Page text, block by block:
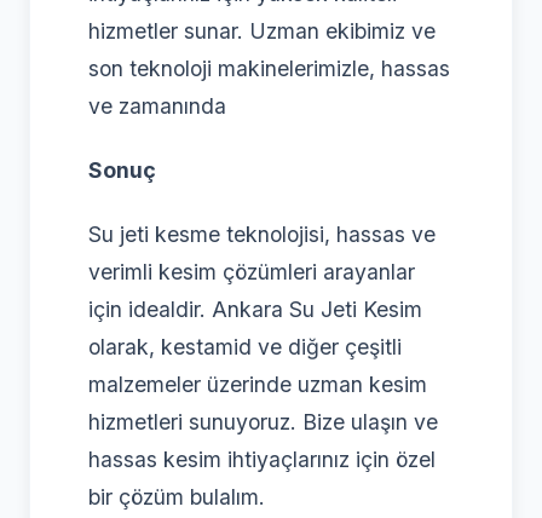
hizmetler sunar. Uzman ekibimiz ve
son teknoloji makinelerimizle, hassas
ve zamanında
Sonuç
Su jeti kesme teknolojisi, hassas ve
verimli kesim çözümleri arayanlar
için idealdir. Ankara Su Jeti Kesim
olarak, kestamid ve diğer çeşitli
malzemeler üzerinde uzman kesim
hizmetleri sunuyoruz. Bize ulaşın ve
hassas kesim ihtiyaçlarınız için özel
bir çözüm bulalım.